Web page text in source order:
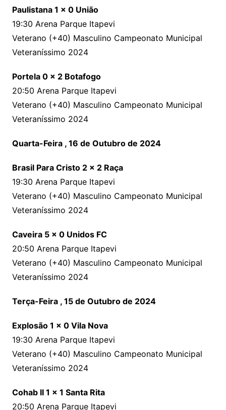
Paulistana 1 x 0 União
19:30 Arena Parque Itapevi
Veterano (+40) Masculino Campeonato Municipal
Veteraníssimo 2024
Portela 0 x 2 Botafogo
20:50 Arena Parque Itapevi
Veterano (+40) Masculino Campeonato Municipal
Veteraníssimo 2024
Quarta-Feira , 16 de Outubro de 2024
Brasil Para Cristo 2 x 2 Raça
19:30 Arena Parque Itapevi
Veterano (+40) Masculino Campeonato Municipal
Veteraníssimo 2024
Caveira 5 x 0 Unidos FC
20:50 Arena Parque Itapevi
Veterano (+40) Masculino Campeonato Municipal
Veteraníssimo 2024
Terça-Feira , 15 de Outubro de 2024
Explosão 1 x 0 Vila Nova
19:30 Arena Parque Itapevi
Veterano (+40) Masculino Campeonato Municipal
Veteraníssimo 2024
Cohab II 1 x 1 Santa Rita
20:50 Arena Parque Itapevi